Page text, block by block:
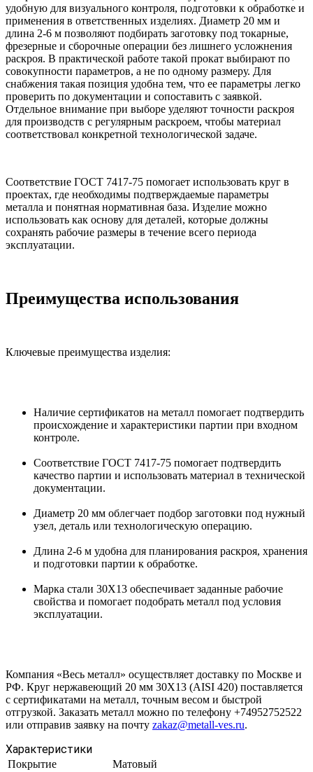
удобную для визуального контроля, подготовки к обработке и
применения в ответственных изделиях. Диаметр 20 мм и
длина 2-6 м позволяют подбирать заготовку под токарные,
фрезерные и сборочные операции без лишнего усложнения
раскроя. В практической работе такой прокат выбирают по
совокупности параметров, а не по одному размеру. Для
снабжения такая позиция удобна тем, что ее параметры легко
проверить по документации и сопоставить с заявкой.
Отдельное внимание при выборе уделяют точности раскроя
для производств с регулярным раскроем, чтобы материал
соответствовал конкретной технологической задаче.
Соответствие ГОСТ 7417-75 помогает использовать круг в
проектах, где необходимы подтверждаемые параметры
металла и понятная нормативная база. Изделие можно
использовать как основу для деталей, которые должны
сохранять рабочие размеры в течение всего периода
эксплуатации.
Преимущества использования
Ключевые преимущества изделия:
Наличие сертификатов на металл помогает подтвердить
происхождение и характеристики партии при входном
контроле.
Соответствие ГОСТ 7417-75 помогает подтвердить
качество партии и использовать материал в технической
документации.
Диаметр 20 мм облегчает подбор заготовки под нужный
узел, деталь или технологическую операцию.
Длина 2-6 м удобна для планирования раскроя, хранения
и подготовки партии к обработке.
Марка стали 30Х13 обеспечивает заданные рабочие
свойства и помогает подобрать металл под условия
эксплуатации.
Компания «Весь металл» осуществляет доставку по Москве и
РФ. Круг нержавеющий 20 мм 30Х13 (AISI 420) поставляется
с сертификатами на металл, точным весом и быстрой
отгрузкой. Заказать металл можно по телефону +74952752522
или отправив заявку на почту zakaz@metall-ves.ru.
Характеристики
Покрытие
Матовый